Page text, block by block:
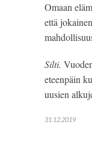
Omaan
että
Silti.
eteenpäin
uusien
31.12.2019